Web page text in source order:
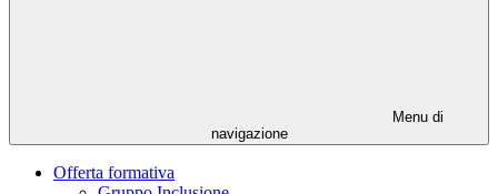
Menu di
navigazione
Offerta formativa